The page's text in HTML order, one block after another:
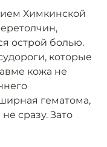
Химкинской
острой болью.
которые
кожа не
гематома,
сразу. Зато